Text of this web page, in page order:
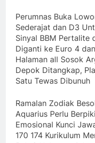
Perumnas Buka
Sederajat dan D3
Sinyal BBM Pertalite
Diganti ke Euro 4
Halaman all Sosok
Depok Ditangkap,
Satu Tewas Dibunuh
Ramalan Zodiak
Aquarius Perlu
Emosional Kunci
170 174 Kurikulum